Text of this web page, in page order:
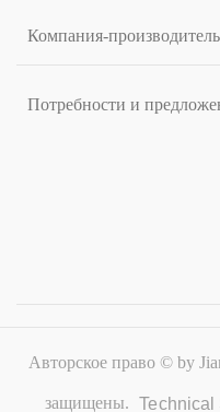
Авторское право © by
защищены. Technical